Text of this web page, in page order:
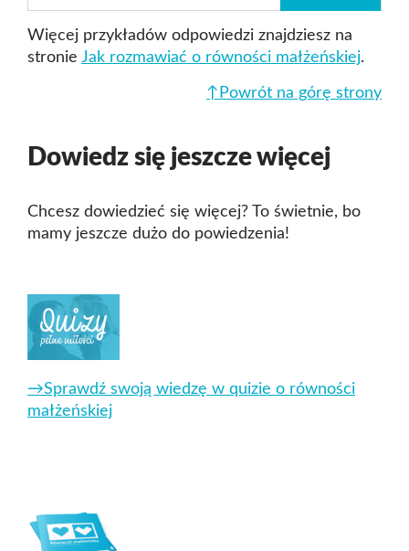
Więcej przykładów odpowiedzi znajdziesz na
stronie Jak rozmawiać o równości małżeńskiej.
↑Powrót na górę strony
Dowiedz się jeszcze więcej
Chcesz dowiedzieć się więcej? To świetnie, bo
mamy jeszcze dużo do powiedzenia!
→Sprawdź swoją wiedzę w quizie o równości
małżeńskiej